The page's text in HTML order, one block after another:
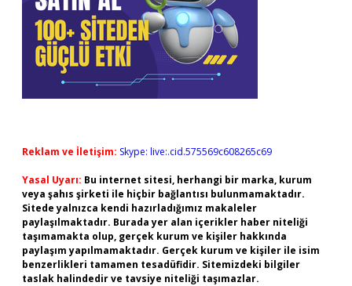
Reklam ve İletişim: Skype: live:.cid.575569c608265c69
Yasal Uyarı: Bu internet sitesi, herhangi bir marka, kurum
veya şahıs şirketi ile hiçbir bağlantısı bulunmamaktadır.
Sitede yalnızca kendi hazırladığımız makaleler
paylaşılmaktadır. Burada yer alan içerikler haber niteliği
taşımamakta olup, gerçek kurum ve kişiler hakkında
paylaşım yapılmamaktadır. Gerçek kurum ve kişiler ile isim
benzerlikleri tamamen tesadüfidir. Sitemizdeki bilgiler
taslak halindedir ve tavsiye niteliği taşımazlar.